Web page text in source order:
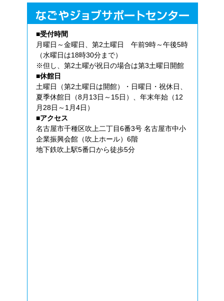
■受付時間
月曜日～金曜日、第2土曜日 午前9時～午後5時
（水曜日は18時30分まで）
※但し、第2土曜が祝日の場合は第3土曜日開館
■休館日
土曜日（第2土曜日は開館）・日曜日・祝休日、
夏季休館日（8月13日～15日）、年末年始（12
月28日～1月4日）
■アクセス
名古屋市千種区吹上二丁目6番3号 名古屋市中小
企業振興会館（吹上ホール）6階
地下鉄吹上駅5番口から徒歩5分